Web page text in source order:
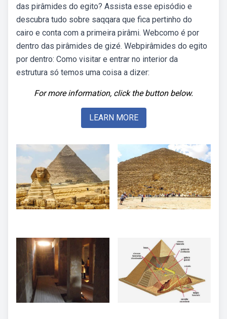
das pirâmides do egito? Assista esse episódio e
descubra tudo sobre saqqara que fica pertinho do
cairo e conta com a primeira pirâmi. Webcomo é por
dentro das pirâmides de gizé. Webpirâmides do egito
por dentro: Como visitar e entrar no interior da
estrutura só temos uma coisa a dizer:
For more information, click the button below.
LEARN MORE